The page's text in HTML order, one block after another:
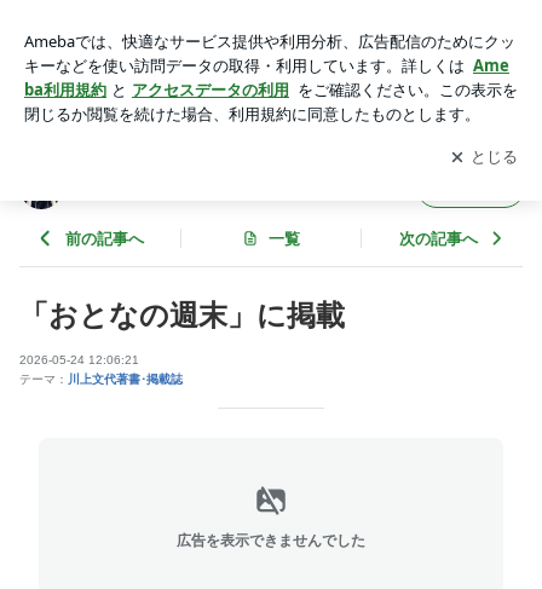
アプリをダウンロードして ブログの更新通知
を受け取りまし
ょう。
開く
前の記事へ 一覧 次の記事へ
「おとなの週末」に掲載
2026-05-24 12:06:21
テーマ： 川上文代著書･掲載誌
広告を表示できませんでした